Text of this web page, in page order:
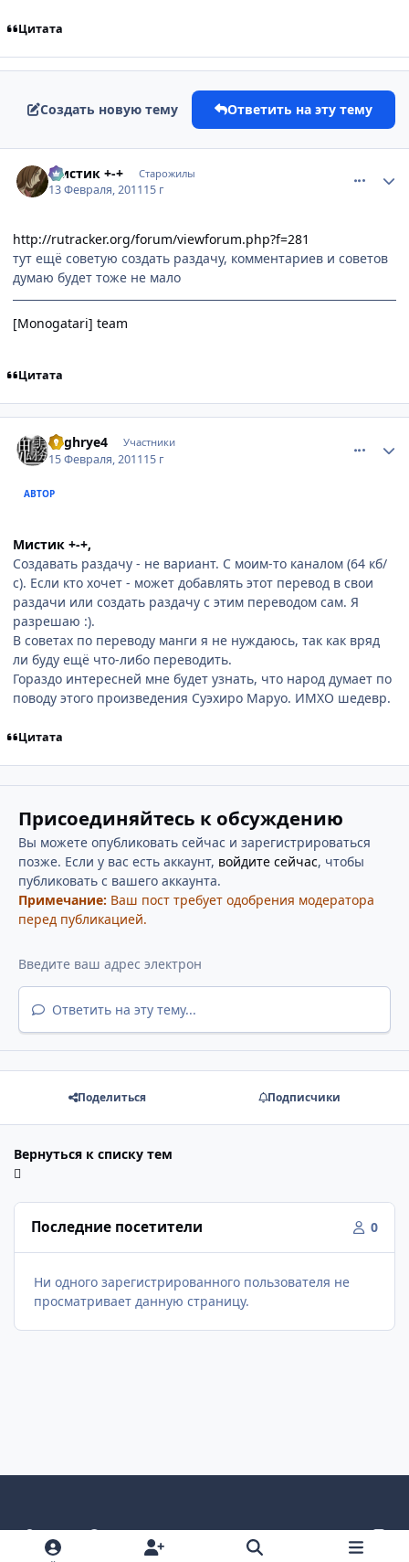
Цитата
Создать новую тему Ответить на эту тему
Мистик +-+ Старожилы
13 Февраля, 201115 г
http://rutracker.org/forum/viewforum.php?f=281
тут ещё советую создать раздачу, комментариев и советов
думаю будет тоже не мало
[Monogatari] team
Цитата
Foghrye4 Участники
15 Февраля, 201115 г
АВТОР
Мистик +-+,
Создавать раздачу - не вариант. С моим-то каналом (64 кб/
с). Если кто хочет - может добавлять этот перевод в свои
раздачи или создать раздачу с этим переводом сам. Я
разрешаю :).
В советах по переводу манги я не нуждаюсь, так как вряд
ли буду ещё что-либо переводить.
Гораздо интересней мне будет узнать, что народ думает по
поводу этого произведения Суэхиро Маруо. ИМХО шедевр.
Цитата
Присоединяйтесь к обсуждению
Вы можете опубликовать сейчас и зарегистрироваться
позже. Если у вас есть аккаунт, войдите сейчас, чтобы
публиковать с вашего аккаунта.
Примечание: Ваш пост требует одобрения модератора
перед публикацией.
Ответить на эту тему...
Поделиться Подписчики
Вернуться к списку тем
Последние посетители 0
Ни одного зарегистрированного пользователя не
просматривает данную страницу.
Светлый режим
Темный режим
Как в системе
v
k